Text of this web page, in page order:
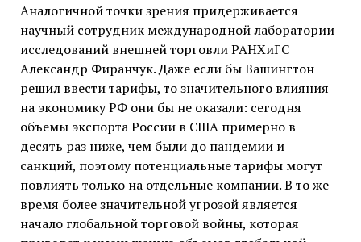
Аналогичной точки зрения придерживается
научный сотрудник международной лаборатории
исследований внешней торговли РАНХиГС
Александр Фиранчук. Даже если бы Вашингтон
решил ввести тарифы, то значительного влияния
на экономику РФ они бы не оказали: сегодня
объемы экспорта России в США примерно в
десять раз ниже, чем были до пандемии и
санкций, поэтому потенциальные тарифы могут
повлиять только на отдельные компании. В то же
время более значительной угрозой является
начало глобальной торговой войны, которая